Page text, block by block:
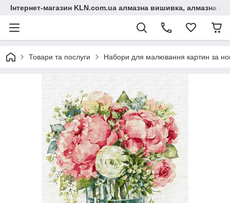
Інтернет-магазин KLN.com.ua алмазна вишивка, алмазна
Товари та послуги Набори для малювання картин за